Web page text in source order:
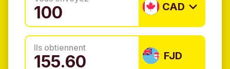
CAD
Ils obtiennent
FJD